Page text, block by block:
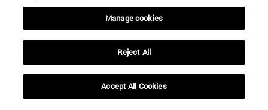
BUSCAR
Manage cookies
Reject All
Accept All Cookies